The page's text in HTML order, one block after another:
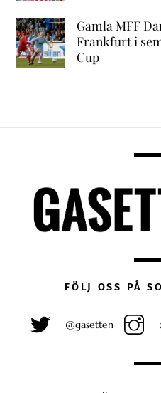
Gamla MFF
Frankfurt i
Cup
FÖLJ OSS PÅ
@gasetten